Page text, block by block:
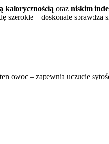
kalorycznością oraz niskim
szerokie – doskonale sprawdza
owoc – zapewnia uczucie